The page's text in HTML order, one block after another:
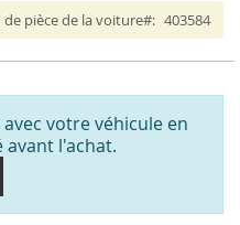
pièce de la voiture 403584
votre véhicule en
l'achat.